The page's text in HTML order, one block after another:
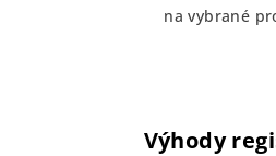
na vybrané
Výhody